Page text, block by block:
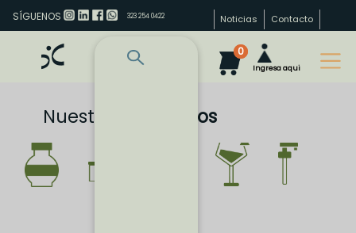
SÍGUENOS 323 254 0422 Noticias Contacto
0
Ingresa aqui
Nuestros Productos